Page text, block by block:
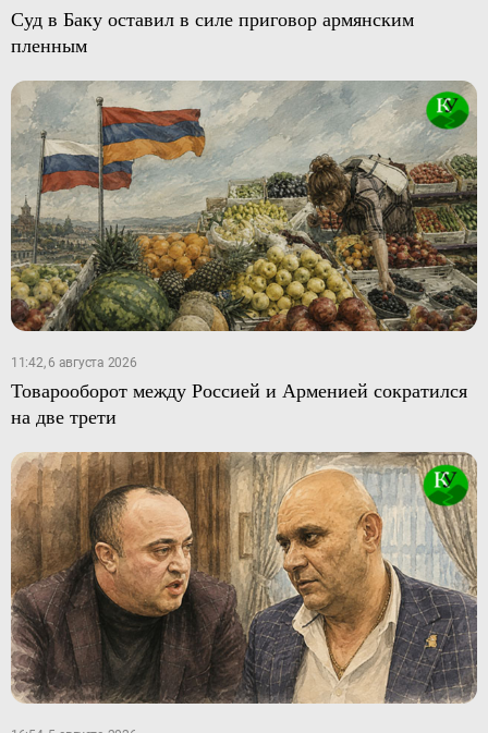
Суд в Баку оставил в силе приговор армянским
пленным
11:42, 6 августа 2026
Товарооборот между Россией и Арменией сократился
на две трети